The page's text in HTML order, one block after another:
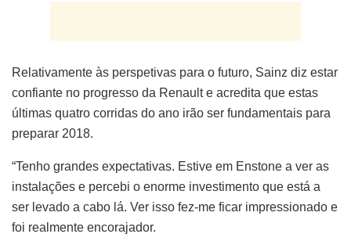
Relativamente às perspetivas para o futuro, Sainz diz estar
confiante no progresso da Renault e acredita que estas
últimas quatro corridas do ano irão ser fundamentais para
preparar 2018.
“Tenho grandes expectativas. Estive em Enstone a ver as
instalações e percebi o enorme investimento que está a
ser levado a cabo lá. Ver isso fez-me ficar impressionado e
foi realmente encorajador.